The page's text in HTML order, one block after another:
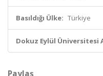
Basıldığı Ülke: Türkiye
Dokuz Eylül Üniversitesi
Paylaş